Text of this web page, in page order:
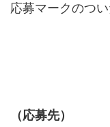
応募マークのつ
（応募先）